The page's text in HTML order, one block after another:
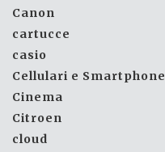
Canon
cartucce
casio
Cellulari e Smartphone
Cinema
Citroen
cloud